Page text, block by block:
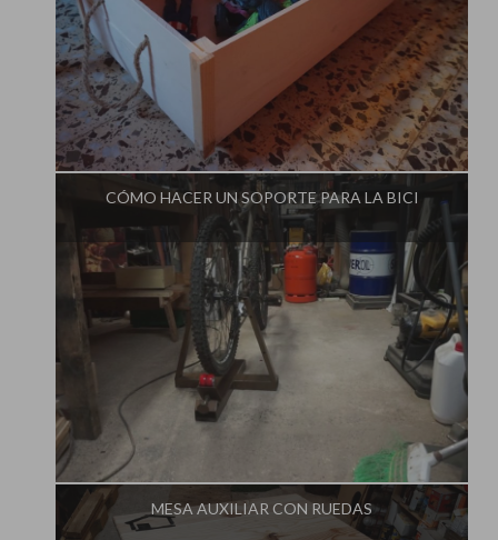
Influencer: Aprendiendo en el Garaje
CÓMO HACER UN SOPORTE PARA LA BICI
Influencer: Aprendiendo en el Garaje
MESA AUXILIAR CON RUEDAS